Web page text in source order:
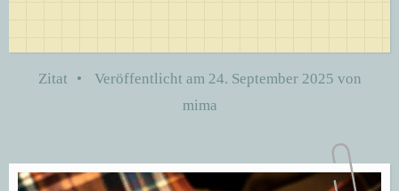
Zitat • Veröffentlicht am 24. September 2025 von
mima